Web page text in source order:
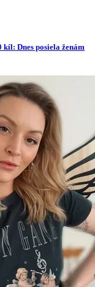
Dnes posiela ženám